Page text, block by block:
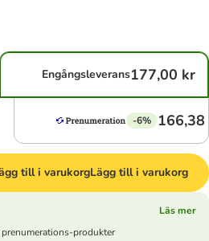
Engångsleverans177,00 kr
-6% 166,38
till i varukorgLägg till i varukorg
Läs mer
prenumerations-produkter